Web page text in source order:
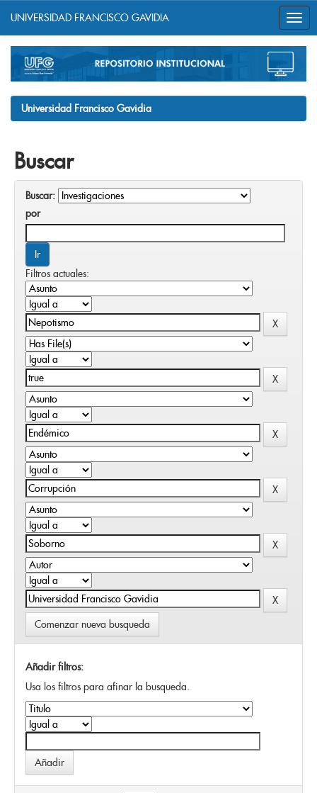
navigation
UNIVERSIDAD FRANCISCO GAVIDIA
Universidad Francisco Gavidia
Buscar
Buscar:
por
Filtros actuales:
Comenzar nueva busqueda
Añadir filtros:
Usa los filtros para afinar la busqueda.